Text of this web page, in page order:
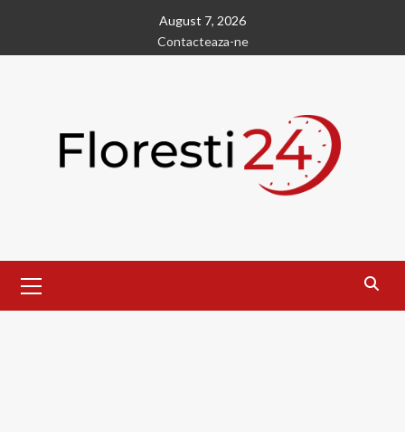
content
August 7, 2026
Contacteaza-ne
Menu